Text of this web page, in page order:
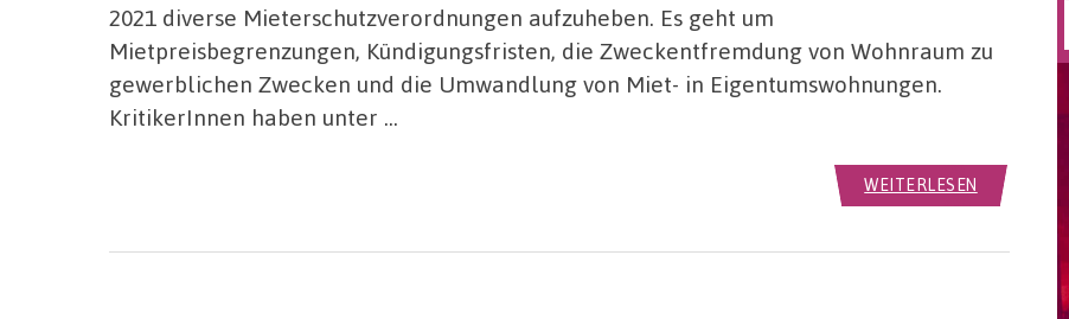
2021 diverse Mieterschutzverordnungen aufzuheben. Es geht um
Mietpreisbegrenzungen, Kündigungsfristen, die Zweckentfremdung von Wohnraum zu
gewerblichen Zwecken und die Umwandlung von Miet- in Eigentumswohnungen.
KritikerInnen haben unter …
WEITERLESEN